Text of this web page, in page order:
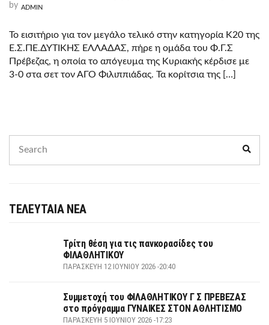
by ADMIN
Το εισιτήριο για τον μεγάλο τελικό στην κατηγορία Κ20 της
Ε.Σ.ΠΕ.ΔΥΤΙΚΗΣ ΕΛΛΑΔΑΣ, πήρε η ομάδα του Φ.Γ.Σ
Πρέβεζας, η οποία το απόγευμα της Κυριακής κέρδισε με
3-0 στα σετ τον ΑΓΟ Φιλιππιάδας. Τα κορίτσια της […]
for:
ΤΕΛΕΥΤΑΙΑ ΝΕΑ
Τρίτη θέση για τις πανκορασίδες του
ΦΙΛΑΘΛΗΤΙΚΟΥ
ΠΑΡΑΣΚΕΥΉ 12 ΙΟΥΝΊΟΥ 2026 -20:40
Συμμετοχή του ΦΙΛΑΘΛΗΤΙΚΟΥ Γ Σ ΠΡΕΒΕΖΑΣ
στο πρόγραμμα ΓΥΝΑΙΚΕΣ ΣΤΟΝ ΑΘΛΗΤΙΣΜΟ
ΠΑΡΑΣΚΕΥΉ 5 ΙΟΥΝΊΟΥ 2026 -17:23